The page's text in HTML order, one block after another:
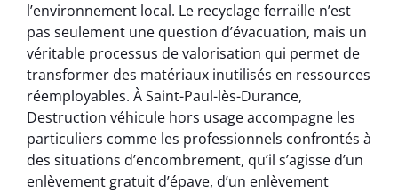
l’environnement local. Le recyclage ferraille n’est
pas seulement une question d’évacuation, mais un
véritable processus de valorisation qui permet de
transformer des matériaux inutilisés en ressources
réemployables. À Saint-Paul-lès-Durance,
Destruction véhicule hors usage accompagne les
particuliers comme les professionnels confrontés à
des situations d’encombrement, qu’il s’agisse d’un
enlèvement gratuit d’épave, d’un enlèvement